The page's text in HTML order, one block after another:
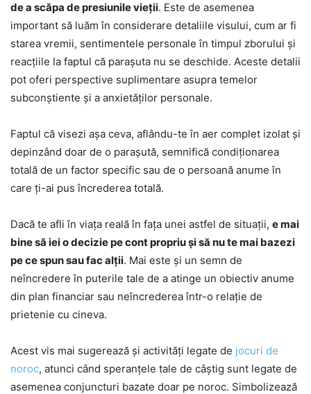
de a scăpa de presiunile vieții. Este de asemenea
important să luăm în considerare detaliile visului, cum ar fi
starea vremii, sentimentele personale în timpul zborului și
reacțiile la faptul că parașuta nu se deschide. Aceste detalii
pot oferi perspective suplimentare asupra temelor
subconștiente și a anxietăților personale.
Faptul că visezi așa ceva, aflându-te în aer complet izolat și
depinzând doar de o parașută, semnifică condiționarea
totală de un factor specific sau de o persoană anume în
care ți-ai pus încrederea totală.
Dacă te afli în viața reală în fața unei astfel de situații, e mai
bine să iei o decizie pe cont propriu și să nu te mai bazezi
pe ce spun sau fac alții. Mai este și un semn de
neîncredere în puterile tale de a atinge un obiectiv anume
din plan financiar sau neîncrederea într-o relație de
prietenie cu cineva.
Acest vis mai sugerează și activități legate de jocuri de
noroc, atunci când speranțele tale de câștig sunt legate de
asemenea conjuncturi bazate doar pe noroc. Simbolizează